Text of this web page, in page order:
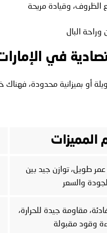
الظروف، وقيادة مريحة
البال
أو بميزانية محدودة، فهناك
المميزات
طويل، توازن جيد بين
والسعر
مقاومة جيدة للحرارة،
وقود مقبولة